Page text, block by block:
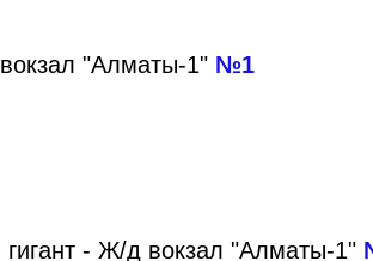
"Алматы-1" №1
- Ж/д вокзал "Алматы-1"